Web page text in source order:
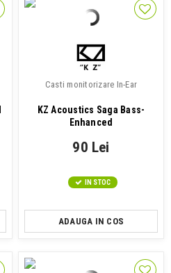
Casti monitorizare In-Ear
KZ Acoustics Saga Bass-
Enhanced
90 Lei
IN STOC
ADAUGA IN COS